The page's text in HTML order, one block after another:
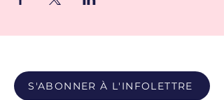
S'ABONNER À L'INFOLETTRE